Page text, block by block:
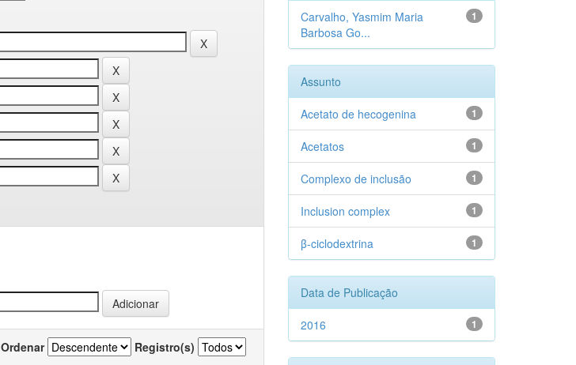
Ordenar Registro(s)
1
Carvalho, Yasmim Maria
Barbosa Go...
Assunto
1
Acetato de hecogenina
1
Acetatos
1
Complexo de inclusão
1
Inclusion complex
1
β-ciclodextrina
Data de Publicação
1
2016